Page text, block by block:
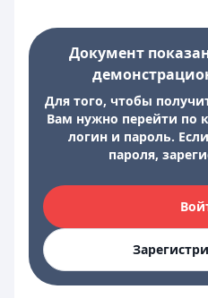
Документ
Для того, чтобы
Вам нужно перейти по
логин и пароль.
пароля,